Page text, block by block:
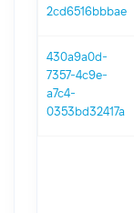
2cd6516bbbae
430a9a0d-
7357-4c9e-
a7c4-
0353bd32417a